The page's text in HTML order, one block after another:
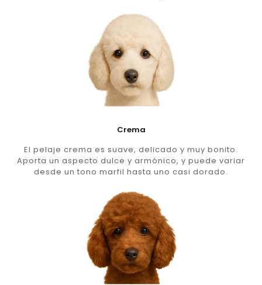
Crema
El pelaje crema es suave, delicado y muy bonito.
Aporta un aspecto dulce y armónico, y puede variar
desde un tono marfil hasta uno casi dorado.